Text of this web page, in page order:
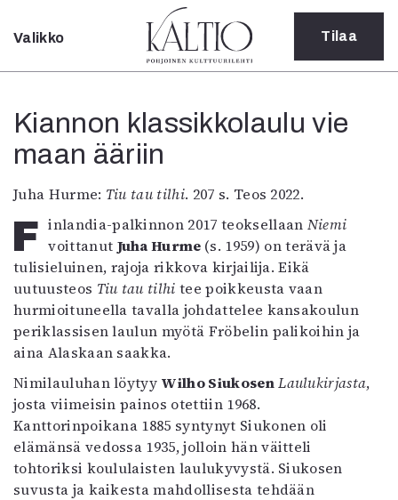
Sulje
Verkkoartikkeli
Tanssi
Sámegillii
Pääkirjoitus
Paperilehdestä
Oulu2026
Näyttelyt
Musiikki
Kuvataide
Kirjat
In English
Esitystaide
Arkisto
Valikko Tilaa
Kiannon klassikkolaulu vie
maan ääriin
Juha Hurme: Tiu tau tilhi. 207 s. Teos 2022.
Finlandia-palkinnon 2017 teoksellaan Niemi
voittanut Juha Hurme (s. 1959) on terävä ja
tulisieluinen, rajoja rikkova kirjailija. Eikä
uutuusteos Tiu tau tilhi tee poikkeusta vaan
hurmioituneella tavalla johdattelee kansakoulun
periklassisen laulun myötä Fröbelin palikoihin ja
aina Alaskaan saakka.
Nimilauluhan löytyy Wilho SiukosenLaulukirjasta,
josta viimeisin painos otettiin 1968.
Kanttorinpoikana 1885 syntynyt Siukonen oli
elämänsä vedossa 1935, jolloin hän väitteli
tohtoriksi koululaisten laulukyvystä. Siukosen
suvusta ja kaikesta mahdollisesta tehdään